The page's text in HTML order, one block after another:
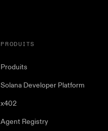
PRODUITS
Produits
Solana Developer Platform
x402
Agent Registry